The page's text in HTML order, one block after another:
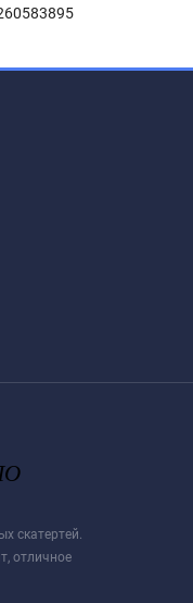
без
особая
может
выветриваемый
протрите
скатертей.
отличное